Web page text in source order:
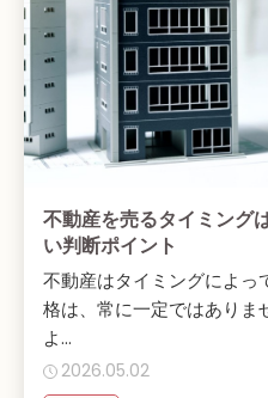
不動産を売るタイミング
い判断ポイント
不動産はタイミングによっ
格は、常に一定ではありま
よ...
2026.05.02